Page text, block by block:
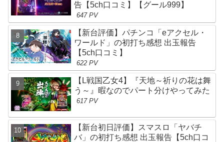
告【5ch口コミ】【グール999】
647 PV
【新台評価】パチンコ「eアクセル・
ワールド」の初打ち感想 出玉報告
【5ch口コミ】
622 PV
【L戦国乙女4】『天地～祈りの花は舞
う～』暇なのでパート分けやってみた
617 PV
【新台初日評価】スマスロ「ヤバチ
バ」の初打ち感想 出玉報告【5ch口コ